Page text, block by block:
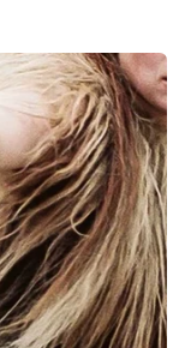
1/3/2023
a Lalo
el 'tour' a Lalo.
Lalo, con